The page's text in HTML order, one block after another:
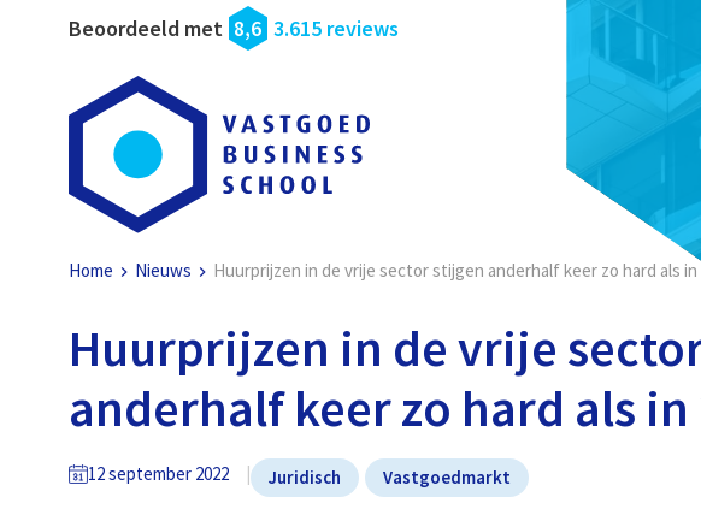
Beoordeeld met 8,6 3.615 reviews
Home Nieuws Huurprijzen in de vrije sector stijgen anderhalf keer zo hard als in
Huurprijzen in de vrije
anderhalf keer zo hard als in
12 september 2022 Juridisch Vastgoedmarkt